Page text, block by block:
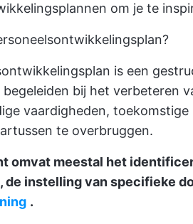
om je te
is een
bij het verbeteren
vaardigheden,
te overbruggen.
omvat meestal het
de instelling van specifieke
.